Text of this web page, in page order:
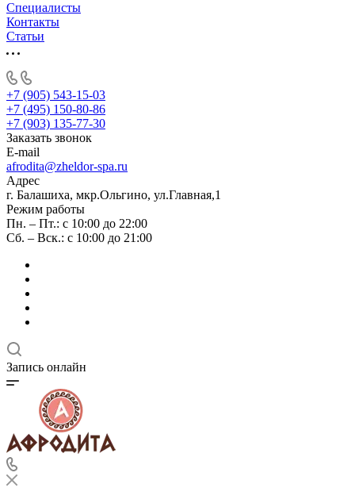
Специалисты
Контакты
Статьи
+7 (905) 543-15-03
+7 (495) 150-80-86
+7 (903) 135-77-30
Заказать звонок
E-mail
afrodita@zheldor-spa.ru
Адрес
г. Балашиха, мкр.Ольгино, ул.Главная,1
Режим работы
Пн. – Пт.: с 10:00 до 22:00
Сб. – Вск.: с 10:00 до 21:00
Запись онлайн